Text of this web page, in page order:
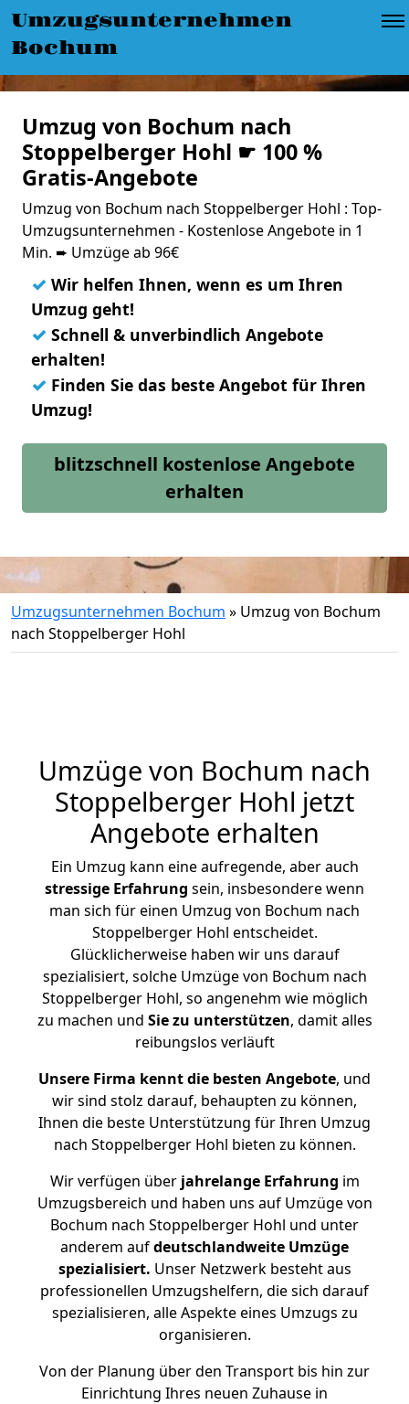
Umzugsunternehmen
Bochum
Umzug von Bochum nach
Stoppelberger Hohl ☛ 100 %
Gratis-Angebote
Umzug von Bochum nach Stoppelberger Hohl : Top-
Umzugsunternehmen - Kostenlose Angebote in 1
Min. ➨ Umzüge ab 96€
✓ Wir helfen Ihnen, wenn es um Ihren
Umzug geht!
✓ Schnell & unverbindlich Angebote
erhalten!
✓ Finden Sie das beste Angebot für Ihren
Umzug!
blitzschnell kostenlose Angebote
erhalten
Umzugsunternehmen Bochum » Umzug von Bochum
nach Stoppelberger Hohl
Umzüge von Bochum nach
Stoppelberger Hohl jetzt
Angebote erhalten
Ein Umzug kann eine aufregende, aber auch
stressige Erfahrung sein, insbesondere wenn
man sich für einen Umzug von Bochum nach
Stoppelberger Hohl entscheidet.
Glücklicherweise haben wir uns darauf
spezialisiert, solche Umzüge von Bochum nach
Stoppelberger Hohl, so angenehm wie möglich
zu machen und Sie zu unterstützen, damit alles
reibungslos verläuft
Unsere Firma kennt die besten Angebote, und
wir sind stolz darauf, behaupten zu können,
Ihnen die beste Unterstützung für Ihren Umzug
nach Stoppelberger Hohl bieten zu können.
Wir verfügen überjahrelange Erfahrung im
Umzugsbereich und haben uns auf Umzüge von
Bochum nach Stoppelberger Hohl und unter
anderem aufdeutschlandweite Umzüge
spezialisiert. Unser Netzwerk besteht aus
professionellen Umzugshelfern, die sich darauf
spezialisieren, alle Aspekte eines Umzugs zu
organisieren.
Von der Planung über den Transport bis hin zur
Einrichtung Ihres neuen Zuhause in